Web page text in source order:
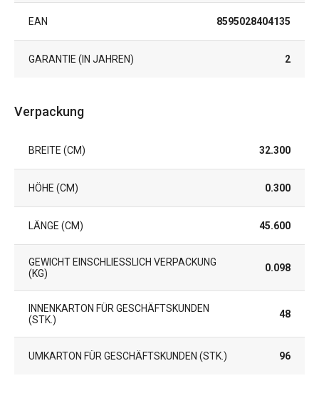
EAN 8595028404135
GARANTIE (IN JAHREN) 2
Verpackung
BREITE (CM) 32.300
HÖHE (CM) 0.300
LÄNGE (CM) 45.600
GEWICHT EINSCHLIESSLICH VERPACKUNG (
KG)
0.098
INNENKARTON FÜR GESCHÄFTSKUNDEN
(STK.)
48
UMKARTON FÜR GESCHÄFTSKUNDEN (STK.) 96